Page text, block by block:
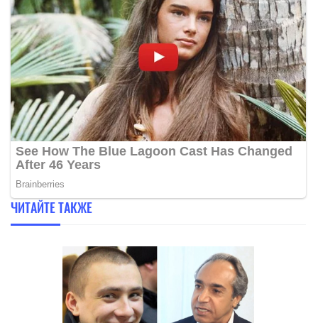
ЧИТАЙТЕ ТАКЖЕ